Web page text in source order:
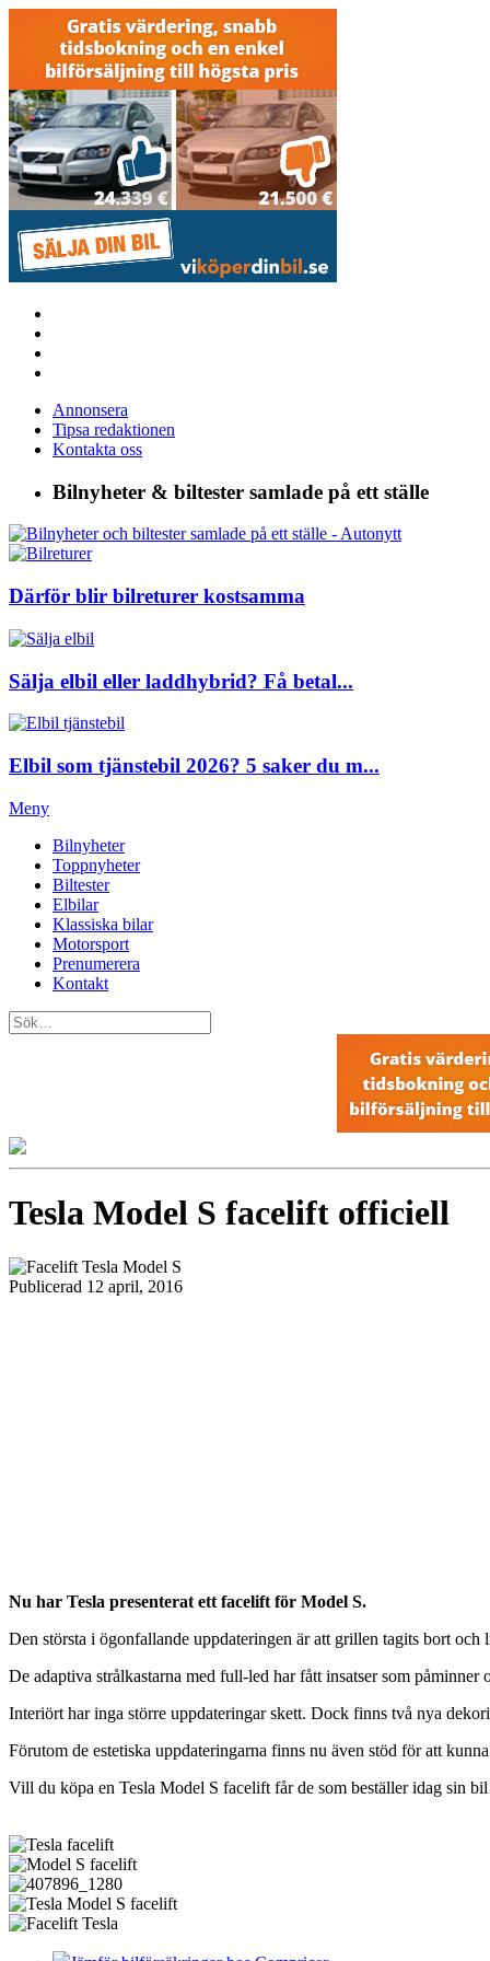
Annonsera
Tipsa redaktionen
Kontakta oss
Bilnyheter & biltester samlade på ett ställe
Därför blir bilreturer kostsamma
Sälja elbil eller laddhybrid? Få betal...
Elbil som tjänstebil 2026? 5 saker du m...
Meny
Bilnyheter
Toppnyheter
Biltester
Elbilar
Klassiska bilar
Motorsport
Prenumerera
Kontakt
Tesla Model S facelift officiell
Publicerad 12 april, 2016
Nu har Tesla presenterat ett facelift för Model S.
Den största i ögonfallande uppdateringen är att grillen tagits bort
De adaptiva strålkastarna med full-led har fått insatser som
Interiört har inga större uppdateringar skett. Dock finns två nya
Förutom de estetiska uppdateringarna finns nu även stöd för att
Vill du köpa en Tesla Model S facelift får de som beställer idag sin